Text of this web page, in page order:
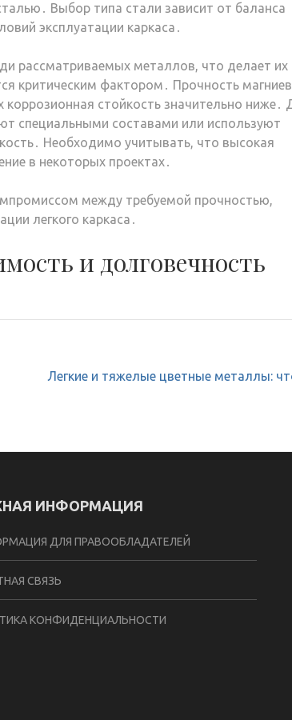
Выбор типа стали зависит от баланса
эксплуатации каркаса․
рассматриваемых металлов, что делает их
критическим фактором․ Прочность
стойкость значительно ниже․
специальными составами или используют
Необходимо учитывать, что высокая
в некоторых проектах․
между требуемой прочностью,
легкого каркаса․
и долговечность
Легкие и тяжелые цветные металлы:
ИНФОРМАЦИЯ
ДЛЯ ПРАВООБЛАДАТЕЛЕЙ
СВЯЗЬ
КОНФИДЕНЦИАЛЬНОСТИ